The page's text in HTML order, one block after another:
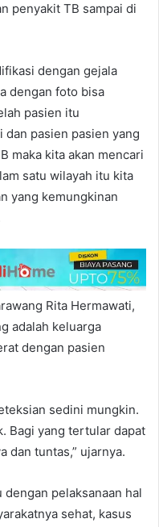
penyakit TB sampai di
dengan gejala
dengan foto bisa
pasien itu
dan pasien pasien yang
maka kita akan mencari
satu wilayah itu kita
yang kemungkinan
Rita Hermawati,
adalah keluarga
dengan pasien
sedini mungkin.
Bagi yang tertular dapat
dan tuntas,” ujarnya.
pelaksanaan hal
sehat, kasus